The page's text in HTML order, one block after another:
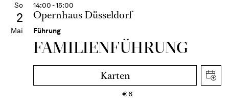
So
2
Mai
14:00 - 15:00
Opernhaus Düsseldorf
Führung
FAMI­LIEN­FÜH­RUNG
Karten
€6